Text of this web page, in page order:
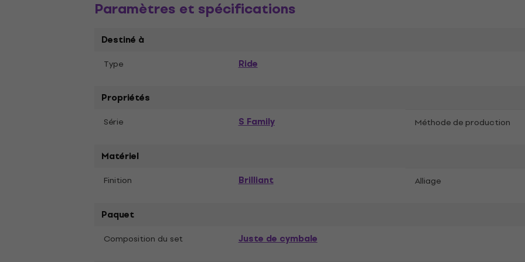
Paramètres et spécifications
Destiné à
Type Ride
Propriétés
Série S Family Méthode de production
Matériel
Finition Brilliant Alliage
Paquet
Composition du set Juste de cymbale